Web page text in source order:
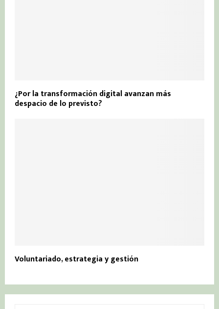
¿Por la transformación digital avanzan más
despacio de lo previsto?
Voluntariado, estrategia y gestión